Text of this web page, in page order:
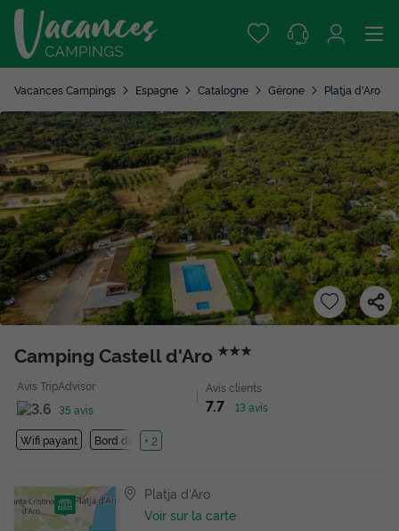
Vacances Campings Espagne Catalogne Gérone Platja d'Aro
Camping Castell d'Aro ★★★
Avis TripAdvisor
35 avis
Avis clients
7.7 13 avis
Wifi payant Bord de mer
+ 2
Platja d'Aro
Voir sur la carte